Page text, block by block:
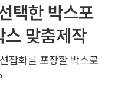
택한 박스포
맞춤제작